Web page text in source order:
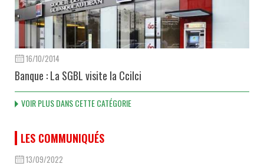
16/10/2014
Banque : La SGBL visite la Ccilci
VOIR PLUS DANS CETTE CATÉGORIE
LES COMMUNIQUÉS
13/09/2022